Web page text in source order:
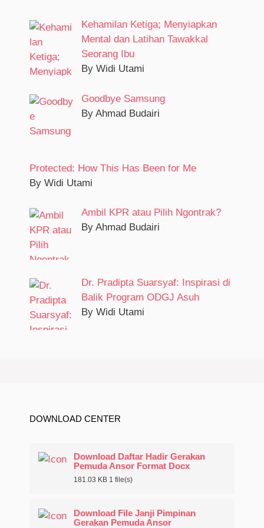
Kehamilan Ketiga; Menyiapkan
Mental dan Latihan Tawakkal
Seorang Ibu
By Widi Utami
Goodbye Samsung
By Ahmad Budairi
Protected: How This Has Been for Me
By Widi Utami
Ambil KPR atau Pilih Ngontrak?
By Ahmad Budairi
Dr. Pradipta Suarsyaf: Inspirasi di
Balik Program ODGJ Asuh
By Widi Utami
DOWNLOAD CENTER
Download Daftar Hadir Gerakan
Pemuda Ansor Format Docx
181.03 KB 1 file(s)
Download File Janji Pimpinan
Gerakan Pemuda Ansor